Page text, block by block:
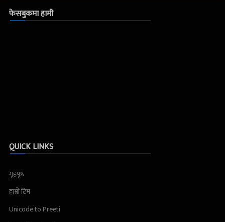
फेसबुकमा हामी
QUICK LINKS
गृहपृष्ठ
हाम्रो टिम
Unicode to Preeti